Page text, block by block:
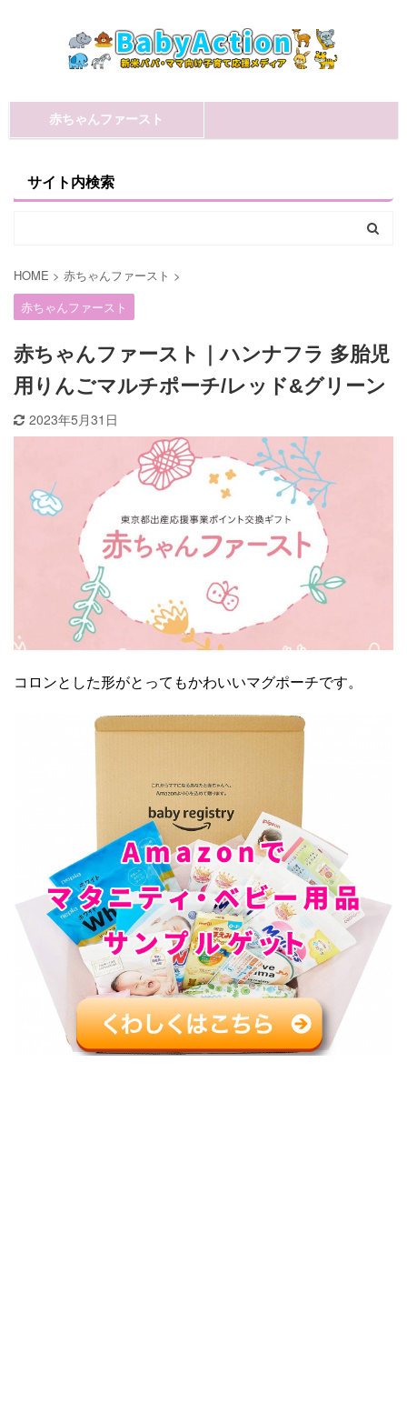
赤ちゃんファースト
サイト内検索
HOME > 赤ちゃんファースト >
赤ちゃんファースト
赤ちゃんファースト｜ハンナフラ 多胎児
用りんごマルチポーチ/レッド&グリーン
2023年5月31日
コロンとした形がとってもかわいいマグポーチです。